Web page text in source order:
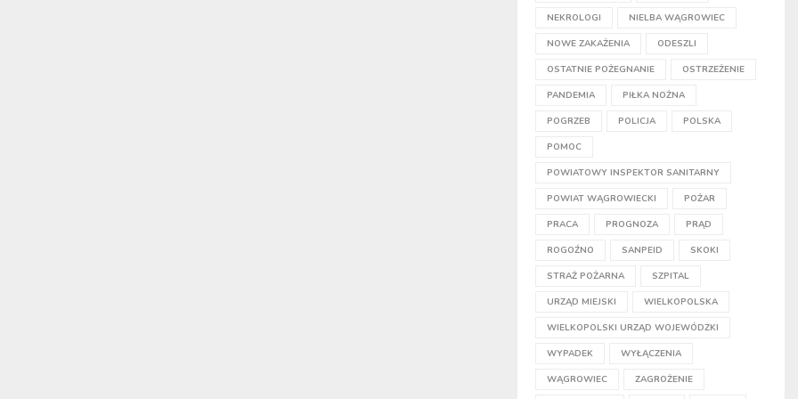
NEKROLOGI NIELBA WĄGROWIEC
NOWE ZAKAŻENIA ODESZLI
OSTATNIE POŻEGNANIE OSTRZEŻENIE
PANDEMIA PIŁKA NOŻNA
POGRZEB POLICJA POLSKA
POMOC
POWIATOWY INSPEKTOR SANITARNY
POWIAT WĄGROWIECKI POŻAR
PRACA PROGNOZA PRĄD
ROGOŹNO SANPEID SKOKI
STRAŻ POŻARNA SZPITAL
URZĄD MIEJSKI WIELKOPOLSKA
WIELKOPOLSKI URZĄD WOJEWÓDZKI
WYPADEK WYŁĄCZENIA
WĄGROWIEC ZAGROŻENIE